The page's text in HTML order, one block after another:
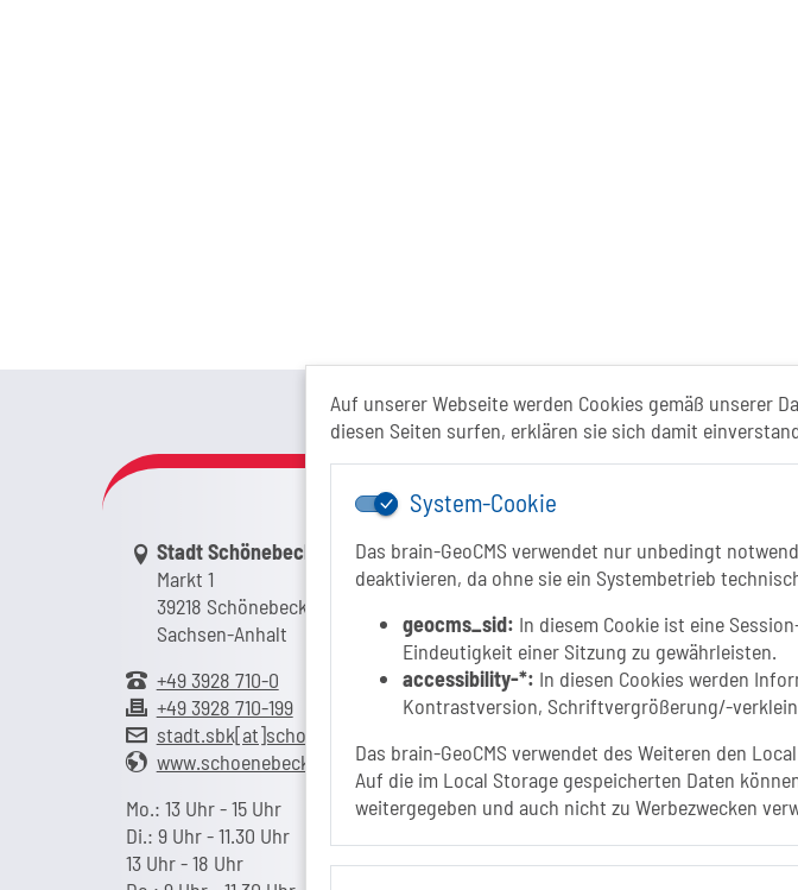
Auf unserer Webseite werden Cookies gemäß unserer
diesen Seiten surfen, erklären sie sich damit
System-Cookie
Das brain-GeoCMS verwendet nur unbedingt
deaktivieren, da ohne sie ein Systembetrieb
geocms_sid: In diesem Cookie ist eine
Eindeutigkeit einer Sitzung zu gewährleisten.
accessibility-*: In diesen Cookies werden
Kontrastversion, Schriftvergrößerung/-
Das brain-GeoCMS verwendet des Weiteren den
Auf die im Local Storage gespeicherten Daten
weitergegeben und auch nicht zu Werbezwecken
Das Tourismusportal ist ein
Link zur Google-Maps Navigation
Stadt Schönebeck (Elbe)
Markt 1
39218 Schönebeck (Elbe)
Sachsen-Anhalt
+49 3928 710-0
+49 3928 710-199
stadt.sbk[at]schoenebeck-elbe.de
www.schoenebeck.de
Mo.: 13 Uhr - 15 Uhr
Di.: 9 Uhr - 11.30 Uhr
13 Uhr - 18 Uhr
Folgt